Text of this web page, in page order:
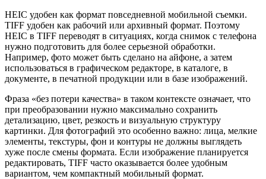
HEIC удобен как формат повседневной мобильной съемки.
TIFF удобен как рабочий или архивный формат. Поэтому
HEIC в TIFF переводят в ситуациях, когда снимок с телефона
нужно подготовить для более серьезной обработки.
Например, фото может быть сделано на айфоне, а затем
использоваться в графическом редакторе, в каталоге, в
документе, в печатной продукции или в базе изображений.
Фраза «без потери качества» в таком контексте означает, что
при преобразовании нужно максимально сохранить
детализацию, цвет, резкость и визуальную структуру
картинки. Для фотографий это особенно важно: лица, мелкие
элементы, текстуры, фон и контуры не должны выглядеть
хуже после смены формата. Если изображение планируется
редактировать, TIFF часто оказывается более удобным
вариантом, чем компактный мобильный формат.